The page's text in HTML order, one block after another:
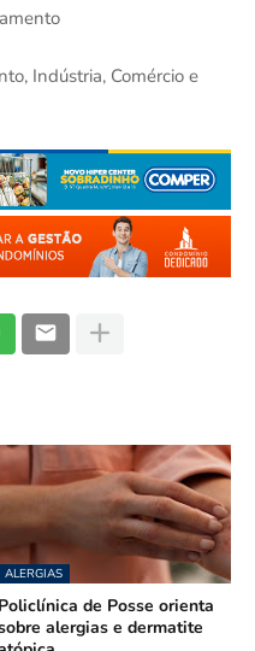
Indústria, Comércio e
ALERGIAS
Policlínica de Posse orienta
alergias e dermatite